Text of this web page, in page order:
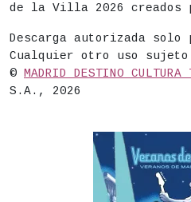
de la Villa 2026 creados
Descarga autorizada solo
Cualquier otro uso
©
MADRID DESTINO CULTURA
S.A., 2026